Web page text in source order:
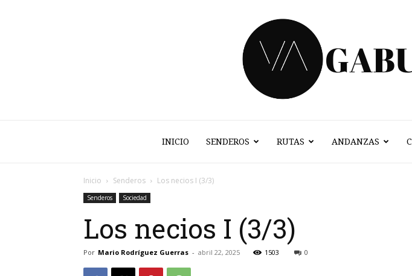
INICIO SENDEROS RUTAS ANDANZAS
Inicio Senderos Los necios I (3/3)
Senderos Sociedad
Los necios I (3/3)
Por Mario Rodríguez Guerras - abril 22, 2025 1503 0